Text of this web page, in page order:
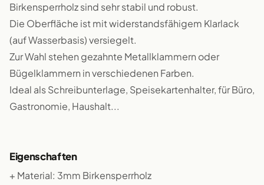
Birkensperrholz sind sehr stabil und robust.
Die Oberfläche ist mit widerstandsfähigem Klarlack
(auf Wasserbasis) versiegelt.
Zur Wahl stehen gezahnte Metallklammern oder
Bügelklammern in verschiedenen Farben.
Ideal als Schreibunterlage, Speisekartenhalter, für Büro,
Gastronomie, Haushalt...
Eigenschaften
+ Material: 3mm Birkensperrholz